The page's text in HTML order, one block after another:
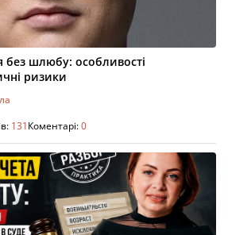
без шлюбу: особливості
ризики
131Коментарі:0